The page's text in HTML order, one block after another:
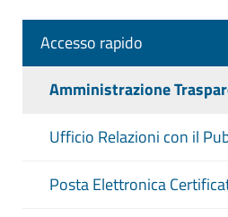
valutazione delle opere
Contenuti dell'obbligo:
Informazioni
pubbliche in corso
Informazioni
Accesso rapido
Amministrazione
Ufficio Relazioni con il
Posta Elettronica